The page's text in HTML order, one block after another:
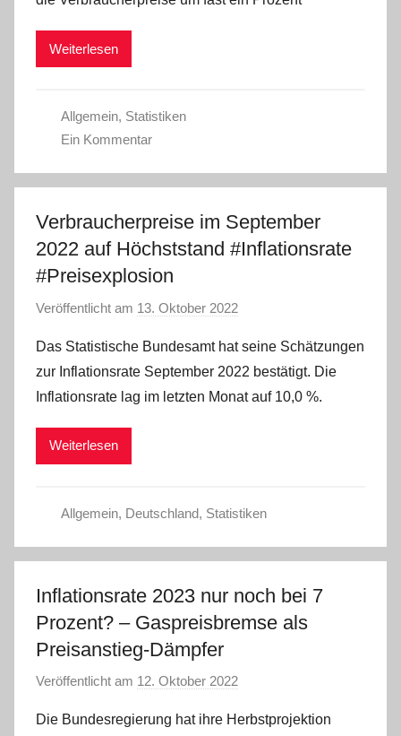
d
Weiterlesen
Allgemein, Statistiken
Ein Kommentar
Verbraucherpreise im September
2022 auf Höchststand #Inflationsrate
#Preisexplosion
Veröffentlicht am 13. Oktober 2022
n
a
d
Das Statistische Bundesamt hat seine Schätzungen
zur Inflationsrate September 2022 bestätigt. Die
Inflationsrate lag im letzten Monat auf 10,0 %.
Weiterlesen
Allgemein, Deutschland, Statistiken
Inflationsrate 2023 nur noch bei 7
Prozent? – Gaspreisbremse als
Preisanstieg-Dämpfer
Veröffentlicht am 12. Oktober 2022
n
Die Bundesregierung hat ihre Herbstprojektion